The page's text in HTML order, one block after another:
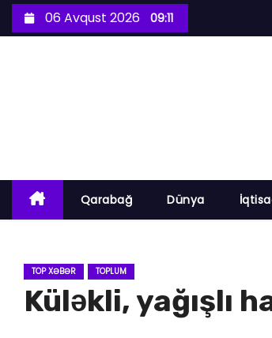
k
06 Avqust 2026 09:11
Qarabağ Dünya
TOP XƏBƏR TOPLUM
Küləkli, yağışlı